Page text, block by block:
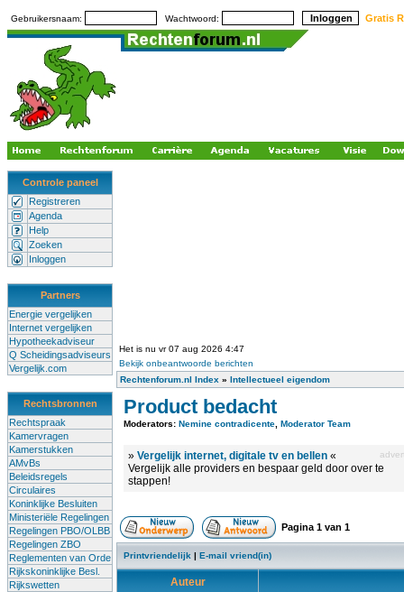
Gebruikersnaam: Wachtwoord: Gratis
Controle paneel
Registreren
Agenda
Help
Zoeken
Inloggen
Partners
Energie vergelijken
Internet vergelijken
Hypotheekadviseur
Q Scheidingsadviseurs
Vergelijk.com
Rechtsbronnen
Rechtspraak
Kamervragen
Kamerstukken
AMvBs
Beleidsregels
Circulaires
Koninklijke Besluiten
Ministeriële Regelingen
Regelingen PBO/OLBB
Regelingen ZBO
Reglementen van Orde
Rijkskoninklijke Besl.
Rijkswetten
Het is nu vr 07 aug 2026 4:47
Bekijk onbeantwoorde berichten
Rechtenforum.nl Index » Intellectueel eigendom
Product bedacht
Moderators: Nemine contradicente Moderator Team
» Vergelijk internet, digitale tv en bellen «
Vergelijk alle providers en bespaar geld door over te
stappen!
Pagina 1 van 1
Printvriendelijk | E-mail vriend(in)
Auteur